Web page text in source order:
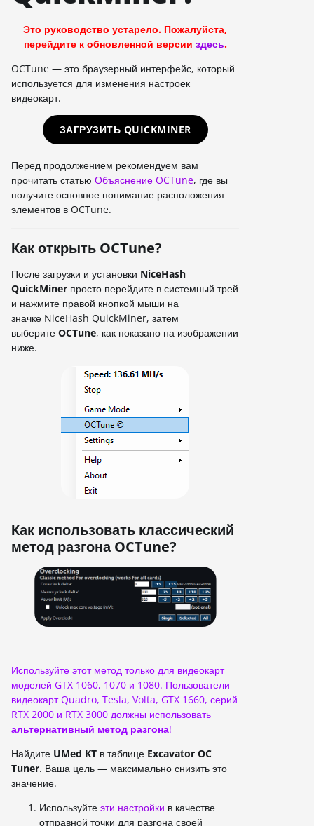
Это руководство устарело. Пожалуйста,
перейдите к обновленной версии здесь.
OCTune — это браузерный интерфейс, который
используется для изменения настроек
видеокарт.
ЗАГРУЗИТЬ QUICKMINER
Перед продолжением рекомендуем вам
прочитать статью Объяснение OCTune, где вы
получите основное понимание расположения
элементов в OCTune.
Как открыть OCTune?
После загрузки и установки NiceHash
QuickMiner просто перейдите в системный трей
и нажмите правой кнопкой мыши на
значке NiceHash QuickMiner, затем
выберите OCTune, как показано на изображении
ниже.
Как использовать классический
метод разгона OCTune?
Используйте этот метод только для видеокарт
моделей GTX 1060, 1070 и 1080. Пользователи
видеокарт Quadro, Tesla, Volta, GTX 1660, серий
RTX 2000 и RTX 3000 должны использовать
альтернативный метод разгона!
Найдите UMed KT в таблице Excavator OC
Tuner. Ваша цель — максимально снизить это
значение.
Используйте эти настройки в качестве
отправной точки для разгона своей